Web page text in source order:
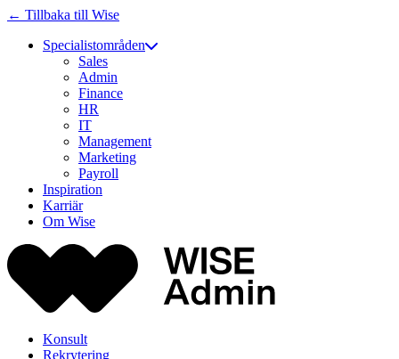
← Tillbaka till Wise
Specialistområden
Sales
Admin
Finance
HR
IT
Management
Marketing
Payroll
Inspiration
Karriär
Om Wise
Konsult
Rekrytering